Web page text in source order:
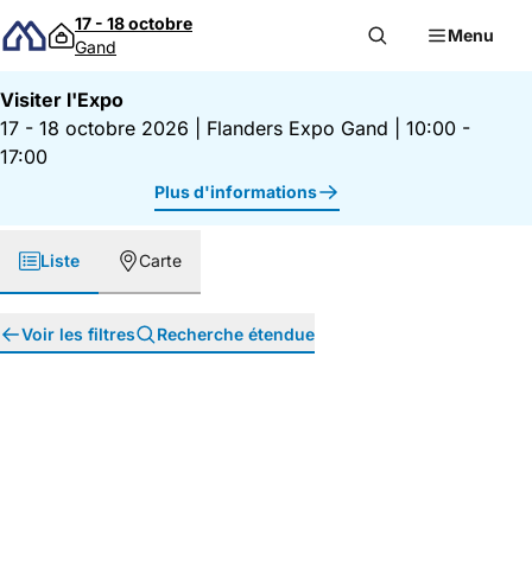
Passer au contenu
17 - 18 octobre
Gand
Menu
Visiter l'Expo
17 - 18 octobre 2026
Flanders Expo Gand
10:00 -
17:00
Plus d'informations
Liste Carte
Voir les filtres Recherche étendue